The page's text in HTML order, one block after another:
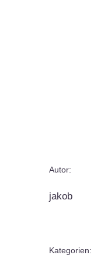
Autor:
jakob
Kategorien: